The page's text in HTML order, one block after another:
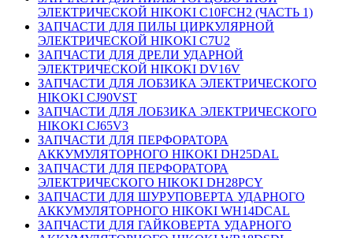
ЭЛЕКТРИЧЕСКОЙ HIKOKI C10FCH2 (ЧАСТЬ 1)
ЗАПЧАСТИ ДЛЯ ПИЛЫ ЦИРКУЛЯРНОЙ
ЭЛЕКТРИЧЕСКОЙ HIKOKI C7U2
ЗАПЧАСТИ ДЛЯ ДРЕЛИ УДАРНОЙ
ЭЛЕКТРИЧЕСКОЙ HIKOKI DV16V
ЗАПЧАСТИ ДЛЯ ЛОБЗИКА ЭЛЕКТРИЧЕСКОГО
HIKOKI CJ90VST
ЗАПЧАСТИ ДЛЯ ЛОБЗИКА ЭЛЕКТРИЧЕСКОГО
HIKOKI CJ65V3
ЗАПЧАСТИ ДЛЯ ПЕРФОРАТОРА
АККУМУЛЯТОРНОГО HIKOKI DH25DAL
ЗАПЧАСТИ ДЛЯ ПЕРФОРАТОРА
ЭЛЕКТРИЧЕСКОГО HIKOKI DH28PCY
ЗАПЧАСТИ ДЛЯ ШУРУПОВЕРТА УДАРНОГО
АККУМУЛЯТОРНОГО HIKOKI WH14DCAL
ЗАПЧАСТИ ДЛЯ ГАЙКОВЕРТА УДАРНОГО